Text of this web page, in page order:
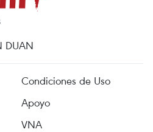
DUAN
Condiciones de Uso
Apoyo
VNA